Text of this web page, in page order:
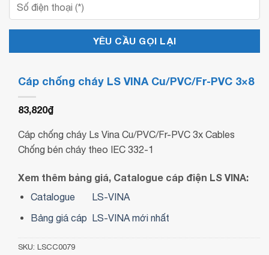
Cáp chống cháy LS VINA Cu/PVC/Fr-PVC 3×8
83,820₫
Cáp chống cháy Ls Vina Cu/PVC/Fr-PVC 3x Cables
Chống bén cháy theo IEC 332-1
Xem thêm bảng giá, Catalogue cáp điện LS VINA:
Catalogue
LS-VINA
Bảng giá cáp LS-VINA mới nhất
SKU: LSCC0079